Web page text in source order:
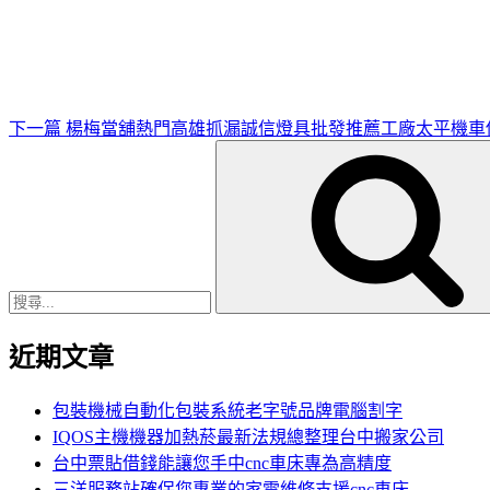
下一篇 楊梅當舖熱門高雄抓漏誠信燈具批發推薦工廠太平機車
近期文章
包裝機械自動化包裝系統老字號品牌電腦割字
IQOS主機機器加熱菸最新法規總整理台中搬家公司
台中票貼借錢能讓您手中cnc車床專為高精度